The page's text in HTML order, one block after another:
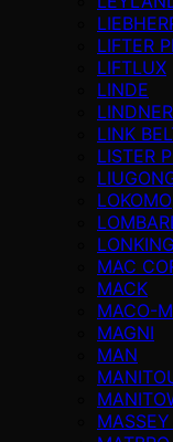
LIFTER
LIFTLUX
LINDE
LINDNER
LINK
LISTER
LOKOMO
LONKING
MAC
MACK
MACO-
MAGNI
MAN